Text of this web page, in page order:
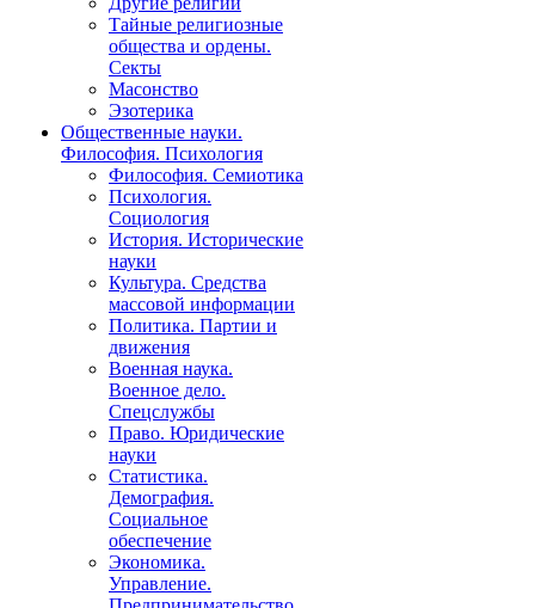
Тайные религиозные
общества и ордены.
Секты
Масонство
Эзотерика
Общественные науки.
Философия. Психология
Философия. Семиотика
Психология.
Социология
История. Исторические
науки
Культура. Средства
массовой информации
Политика. Партии и
движения
Военная наука.
Военное дело.
Спецслужбы
Право. Юридические
науки
Статистика.
Демография.
Социальное
обеспечение
Экономика.
Управление.